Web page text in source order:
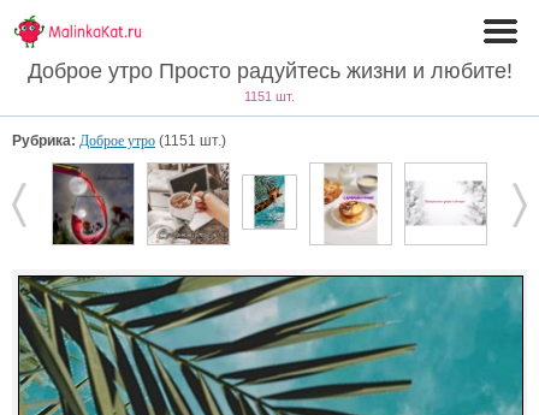
Доброе утро Просто радуйтесь жизни и любите!
1151 шт.
Рубрика: Доброе утро (1151 шт.)